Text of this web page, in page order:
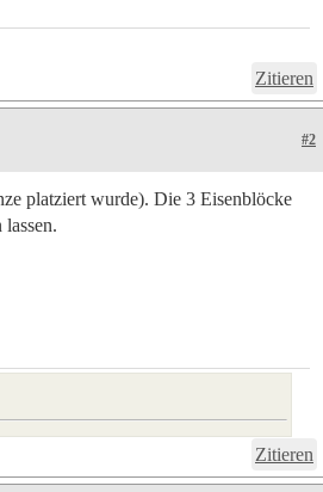
Zitieren
#2
platziert wurde). Die 3 Eisenblöcke
Zitieren